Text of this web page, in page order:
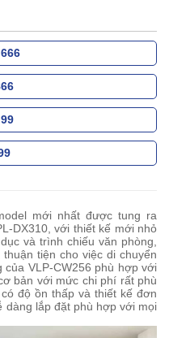
mới nhất được tung ra
DX310, với thiết kế mới nhỏ
và trình chiếu văn phòng,
tiện cho việc di chuyển
VLP-CW256 phù hợp với
bản với mức chi phí rất phù
độ ồn thấp và thiết kế đơn
dàng lắp đặt phù hợp với mọi